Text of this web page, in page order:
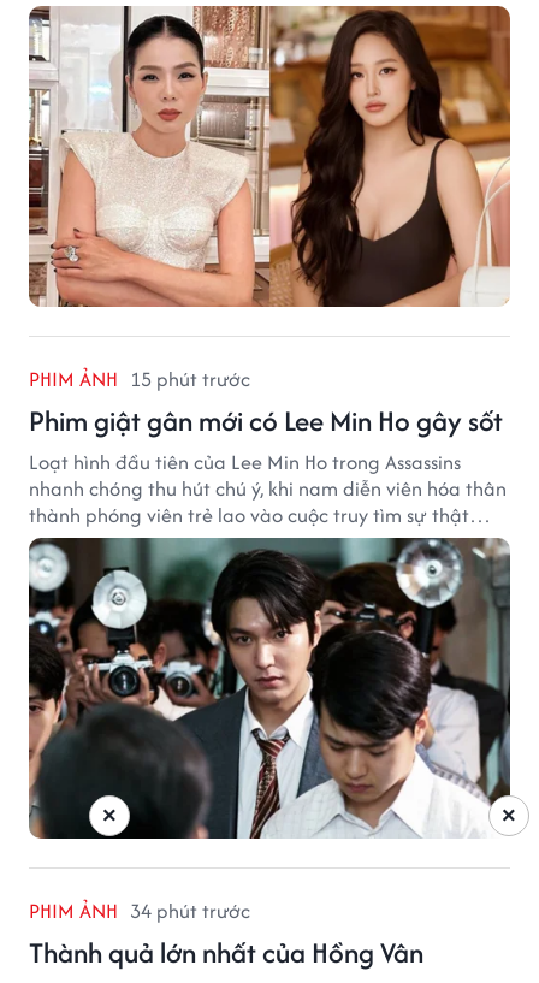
PHIM ẢNH 15 phút trước
Phim giật gân mới có Lee Min Ho gây sốt
Loạt hình đầu tiên của Lee Min Ho trong Assassins
nhanh chóng thu hút chú ý, khi nam diễn viên hóa thân
thành phóng viên trẻ lao vào cuộc truy tìm sự thật
phía sau một vụ ám sát gây chấn động Hàn Quốc.
PHIM ẢNH 34 phút trước
Thành quả lớn nhất của Hồng Vân
×
×